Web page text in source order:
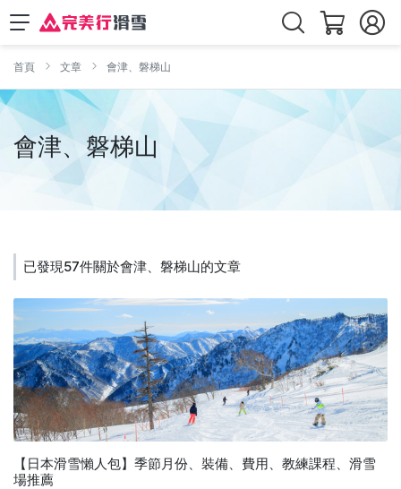
首頁 文章 會津、磐梯山
會津、磐梯山
已發現57件關於會津、磐梯山的文章
【日本滑雪懶人包】季節月份、裝備、費用、教練課程、滑雪
場推薦